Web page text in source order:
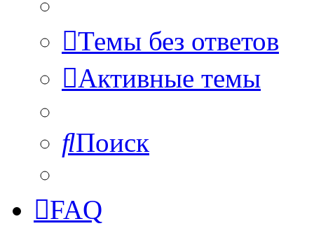
Темы без ответов
Активные темы
Поиск
FAQ